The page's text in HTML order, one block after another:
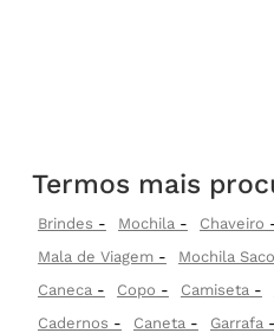
Termos mais
Brindes Mochila Chaveiro
Mala de Viagem
Mochila Saco
Caneca
Copo Camiseta
Cadernos
Caneta Garrafa